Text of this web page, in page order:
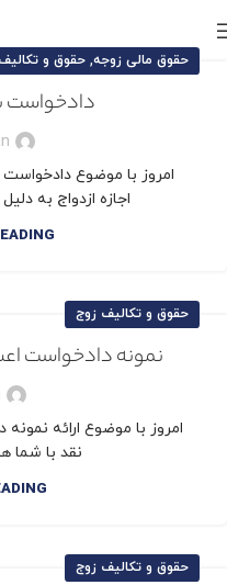
حقوق مالی زوجه, حقوق و
دادخواست
امروز با موضوع
اجازه ازدواج به
حقوق و تکالیف زوج
نمونه دادخواست
امروز با موضوع ارائه
نقد با شما
حقوق و تکالیف زوج